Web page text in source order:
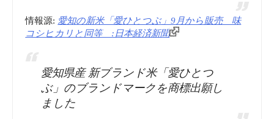
情報源: 愛知の新米「愛ひとつぶ」9月から販売 味
コシヒカリと同等 :日本経済新聞
愛知県産 新ブランド米「愛ひとつ
ぶ」のブランドマークを商標出願し
ました